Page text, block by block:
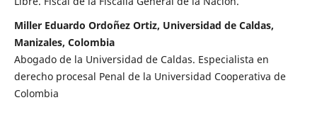
Miller Eduardo Ordoñez Ortiz, Universidad de Caldas,
Manizales, Colombia
Abogado de la Universidad de Caldas. Especialista en
derecho procesal Penal de la Universidad Cooperativa de
Colombia